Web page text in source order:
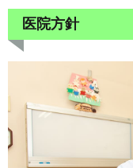
医院方針